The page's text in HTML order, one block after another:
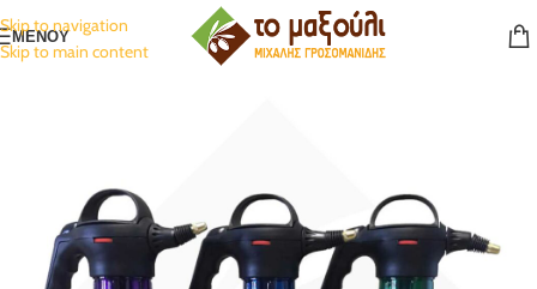
Skip to navigation
Skip to main content
ΜΕΝΟΥ